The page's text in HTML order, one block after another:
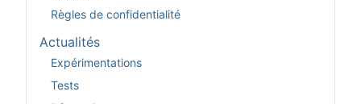
Règles de confidentialité
Actualités
Expérimentations
Tests